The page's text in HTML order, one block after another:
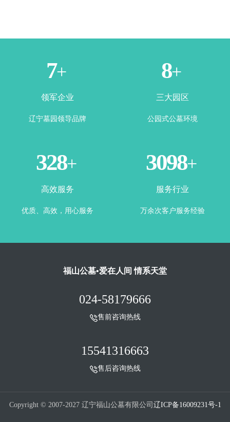
1+
领军企业
辽宁墓园领导品牌
3+
三大园区
公园式公墓环境
365+
高效服务
优质、高效，用心服务
3500+
服务行业
万余次客户服务经验
福山公墓•爱在人间 情系天堂
024-58179666
售前咨询热线
15541316663
售后咨询热线
Copyright © 2007-2027 辽宁福山公墓有限公司 辽ICP备16009231号-1